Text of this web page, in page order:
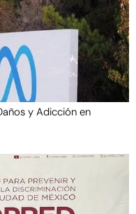
y Adicción en